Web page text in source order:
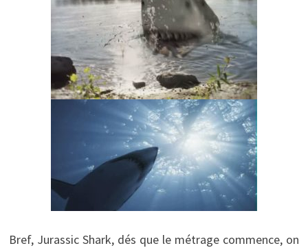
Bref, Jurassic Shark, dés que le métrage commence, on